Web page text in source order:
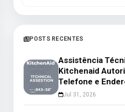
POSTS RECENTES
Assistência
Kitchenaid
Telefone e
Jul 31, 2026